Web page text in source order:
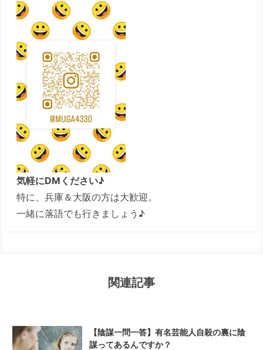
気軽にDMください♪
特に、兵庫＆大阪の方は大歓迎。
一緒に落語でも行きましょう♪
関連記事
【陰謀一問一答】有名芸能人自殺の裏に陰
謀ってあるんですか？